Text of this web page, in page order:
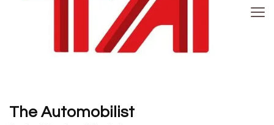
The Automobilist